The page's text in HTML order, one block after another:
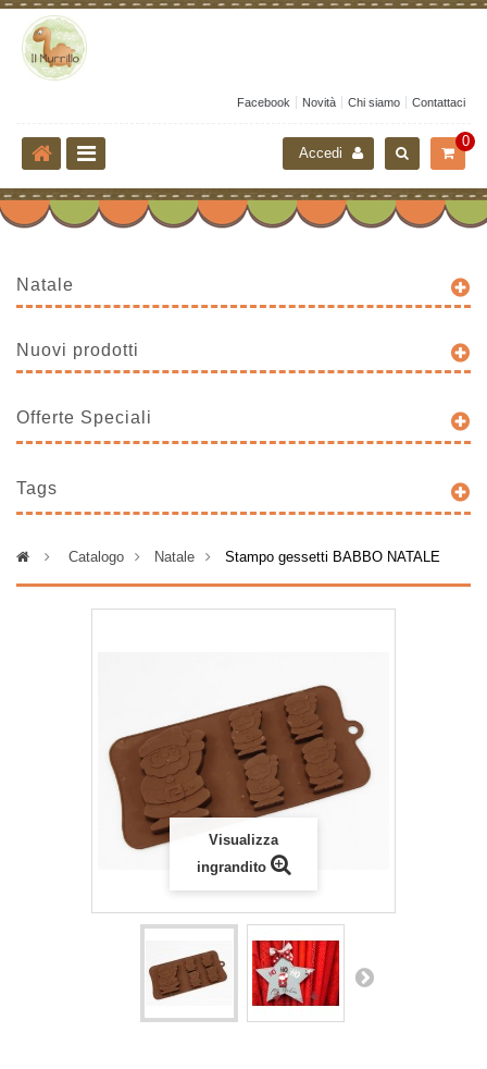
Facebook Novità Chi siamo Contattaci
0
Accedi
Natale
Nuovi prodotti
Offerte Speciali
Tags
> Catalogo > Natale > Stampo gessetti BABBO NATALE
Visualizza
ingrandito